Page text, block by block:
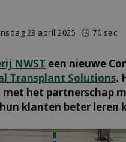
23 april 2025 70 sec
NWST een nieuwe
Transplant Solutions.
het partnerschap
klanten beter leren